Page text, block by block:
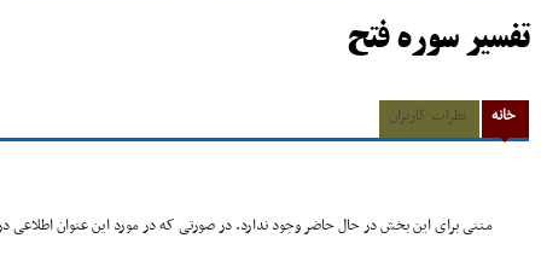
تفسیر سوره فتح
خانه نظرات کاربران
متنی برای این بخش در حال حاضر وجود ندارد. در صورتی که در مورد این عنوان اطلاعی